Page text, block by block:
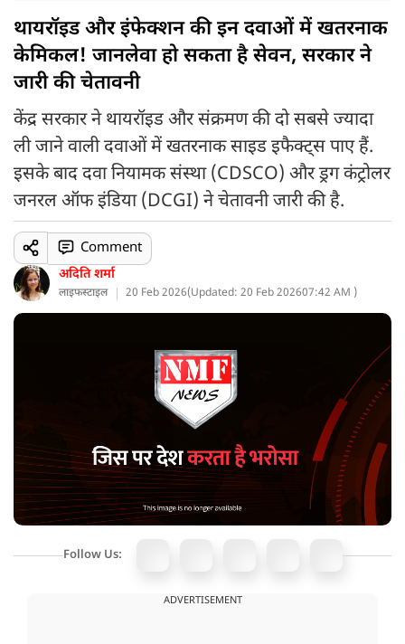
थायरॉइड और इंफेक्शन की इन दवाओं में खतरनाक
केमिकल! जानलेवा हो सकता है सेवन, सरकार ने
जारी की चेतावनी
केंद्र सरकार ने थायरॉइड और संक्रमण की दो सबसे ज्यादा
ली जाने वाली दवाओं में खतरनाक साइड इफैक्ट्स पाए हैं.
इसके बाद दवा नियामक संस्था (CDSCO) और ड्रग कंट्रोलर
जनरल ऑफ इंडिया (DCGI) ने चेतावनी जारी की है.
अदिति शर्मा
लाइफस्टाइल 20 Feb 2026(Updated: 20 Feb 202607:42 AM )
Comment
Follow Us:
ADVERTISEMENT